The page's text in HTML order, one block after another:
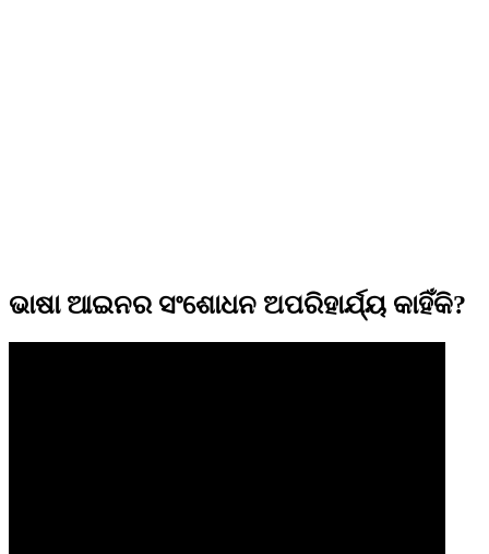
ଭାଷା ଆଇନର ସଂଶୋଧନ ଅପରିହାର୍ଯ୍ୟ କାହିଁକି?